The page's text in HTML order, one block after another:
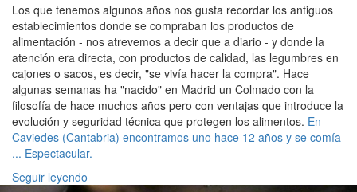
Los que tenemos algunos años nos gusta recordar los antiguos
establecimientos donde se compraban los productos de
alimentación - nos atrevemos a decir que a diario - y donde la
atención era directa, con productos de calidad, las legumbres en
cajones o sacos, es decir, "se vivía hacer la compra". Hace
algunas semanas ha "nacido" en Madrid un Colmado con la
filosofía de hace muchos años pero con ventajas que introduce la
evolución y seguridad técnica que protegen los alimentos. En
Caviedes (Cantabria) encontramos uno hace 12 años y se comía
... Espectacular.
Seguir leyendo